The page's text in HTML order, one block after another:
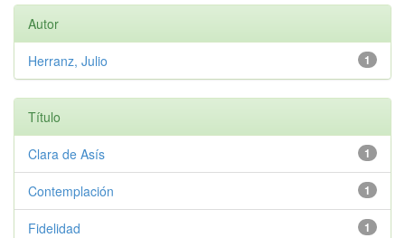
Autor
1
Herranz, Julio
Título
1
Clara de Asís
1
Contemplación
1
Fidelidad